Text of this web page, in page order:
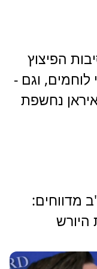
הפיצוץ
וגם -
נחשפת
מדווחים: